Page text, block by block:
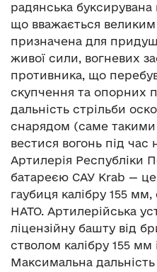
радянська буксирувана
що вважається
призначена для
живої сили, вогневих
противника, що
скупчення та опорних
дальність стрільби
снарядом (саме
вестися вогонь під час
Артилерія Республіки
батареєю САУ Krab — це
гаубиця калібру 155
НАТО. Артилерійська
ліцензійну башту від
стволом калібру 155 мм
Максимальна